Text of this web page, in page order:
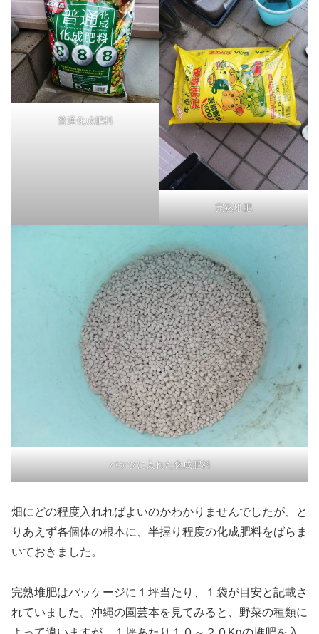
普通化成肥料
完熟堆肥
バケツに入れた化成肥料
畑にどの程度入れればよいのかわかりませんでしたが、と
りあえず各個体の根本に、半握り程度の化成肥料をばらま
いておきました。
完熟堆肥はパッケージに１坪当たり、１袋が目安と記載さ
れていました。沖縄の園芸本を見てみると、野菜の種類に